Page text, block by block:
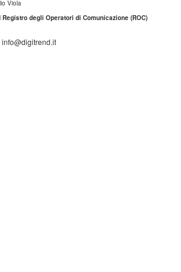
Viola
Registro degli Operatori di Comunicazione (ROC)
info@digitrend.it